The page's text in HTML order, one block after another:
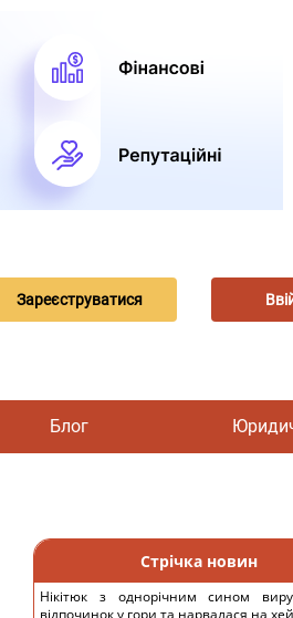
Зареєструватися
Блог
Стрічка новин
Нікітюк з однорічним сином
відпочинок у гори та нарвалася на